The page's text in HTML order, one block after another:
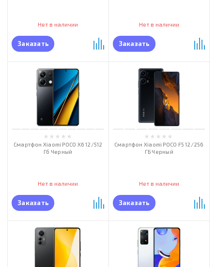
Нет в наличии
Заказать
Нет в наличии
Заказать
Смартфон Xiaomi POCO X6 12/512
Гб Черный
Нет в наличии
Заказать
Смартфон Xiaomi POCO F5 12/256
ГБ Черный
Нет в наличии
Заказать